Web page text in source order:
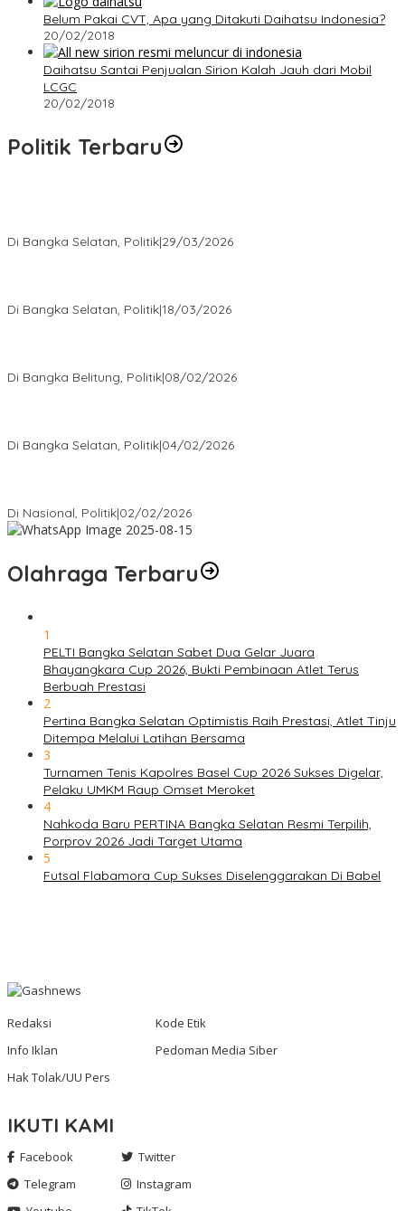
Belum Pakai CVT, Apa yang Ditakuti Daihatsu Indonesia?
20/02/2018
Daihatsu Santai Penjualan Sirion Kalah Jauh dari Mobil
LCGC
20/02/2018
Politik Terbaru
Di Bangka Selatan, Politik|29/03/2026
Di Bangka Selatan, Politik|18/03/2026
Di Bangka Belitung, Politik|08/02/2026
Di Bangka Selatan, Politik|04/02/2026
Di Nasional, Politik|02/02/2026
Olahraga Terbaru
1
PELTI Bangka Selatan Sabet Dua Gelar Juara
Bhayangkara Cup 2026, Bukti Pembinaan Atlet Terus
Berbuah Prestasi
2
Pertina Bangka Selatan Optimistis Raih Prestasi, Atlet Tinju
Ditempa Melalui Latihan Bersama
3
Turnamen Tenis Kapolres Basel Cup 2026 Sukses Digelar,
Pelaku UMKM Raup Omset Meroket
4
Nahkoda Baru PERTINA Bangka Selatan Resmi Terpilih,
Porprov 2026 Jadi Target Utama
5
Futsal Flabamora Cup Sukses Diselenggarakan Di Babel
Redaksi
Kode Etik
Info Iklan
Pedoman Media Siber
Hak Tolak/UU Pers
IKUTI KAMI
Facebook
Twitter
Telegram
Instagram